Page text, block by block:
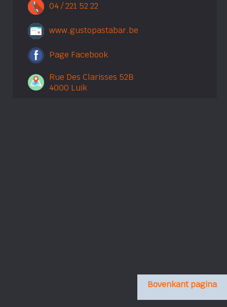
04 / 221 52 22
www.gustopastabar.be
Page Facebook
Rue Des Clarisses 52B
4000 Luik
Bovenkant pagina